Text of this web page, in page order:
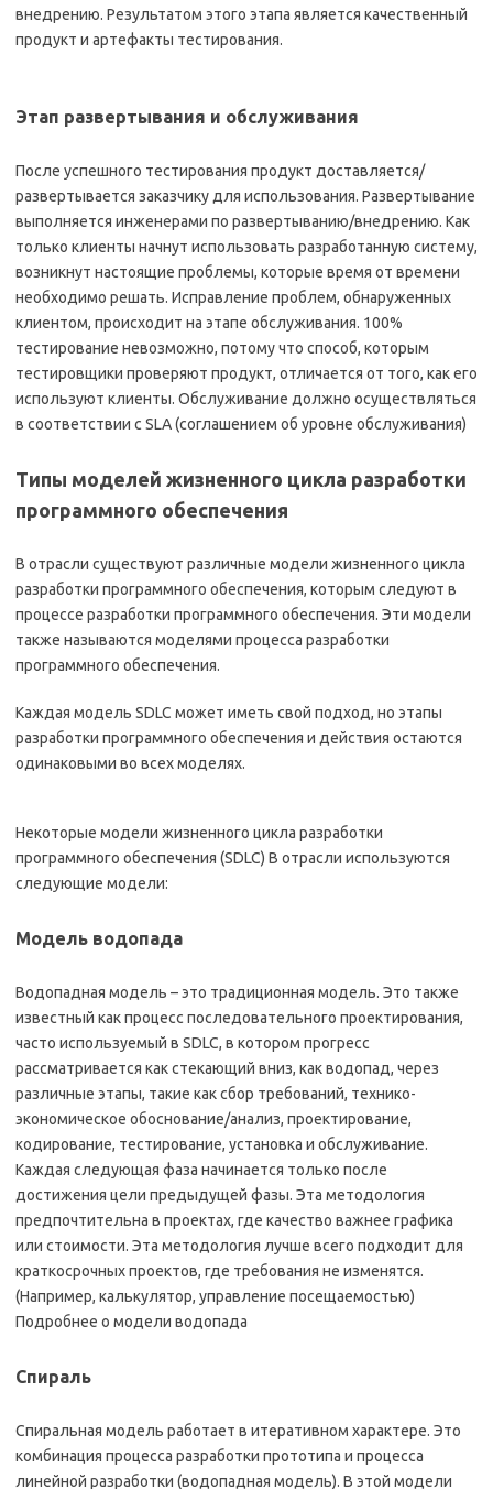
внедрению. Результатом этого этапа является качественный
продукт и артефакты тестирования.
Этап развертывания и обслуживания
После успешного тестирования продукт доставляется/
развертывается заказчику для использования. Развертывание
выполняется инженерами по развертыванию/внедрению. Как
только клиенты начнут использовать разработанную систему,
возникнут настоящие проблемы, которые время от времени
необходимо решать. Исправление проблем, обнаруженных
клиентом, происходит на этапе обслуживания. 100%
тестирование невозможно, потому что способ, которым
тестировщики проверяют продукт, отличается от того, как его
используют клиенты. Обслуживание должно осуществляться
в соответствии с SLA (соглашением об уровне обслуживания)
Типы моделей жизненного цикла разработки
программного обеспечения
В отрасли существуют различные модели жизненного цикла
разработки программного обеспечения, которым следуют в
процессе разработки программного обеспечения. Эти модели
также называются моделями процесса разработки
программного обеспечения.
Каждая модель SDLC может иметь свой подход, но этапы
разработки программного обеспечения и действия остаются
одинаковыми во всех моделях.
Некоторые модели жизненного цикла разработки
программного обеспечения (SDLC) В отрасли используются
следующие модели:
Модель водопада
Водопадная модель – это традиционная модель. Это также
известный как процесс последовательного проектирования,
часто используемый в SDLC, в котором прогресс
рассматривается как стекающий вниз, как водопад, через
различные этапы, такие как сбор требований, технико-
экономическое обоснование/анализ, проектирование,
кодирование, тестирование, установка и обслуживание.
Каждая следующая фаза начинается только после
достижения цели предыдущей фазы. Эта методология
предпочтительна в проектах, где качество важнее графика
или стоимости. Эта методология лучше всего подходит для
краткосрочных проектов, где требования не изменятся.
(Например, калькулятор, управление посещаемостью)
Подробнее о модели водопада
Спираль
Спиральная модель работает в итеративном характере. Это
комбинация процесса разработки прототипа и процесса
линейной разработки (водопадная модель). В этой модели